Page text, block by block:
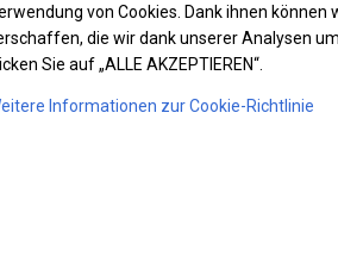
von Cookies. Dank ihnen
die wir dank unserer Analysen
Sie auf „ALLE AKZEPTIEREN“.
Informationen zur Cookie-Richtlinie